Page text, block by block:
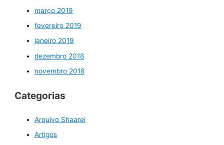
março 2019
fevereiro 2019
janeiro 2019
dezembro 2018
novembro 2018
Categorias
Arquivo Shaarei
Artigos